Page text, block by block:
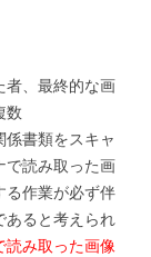
者、最終的な画
数
書類をスキャ
で読み取った画
る作業が必ず伴
あると考えられ
読み取った画像